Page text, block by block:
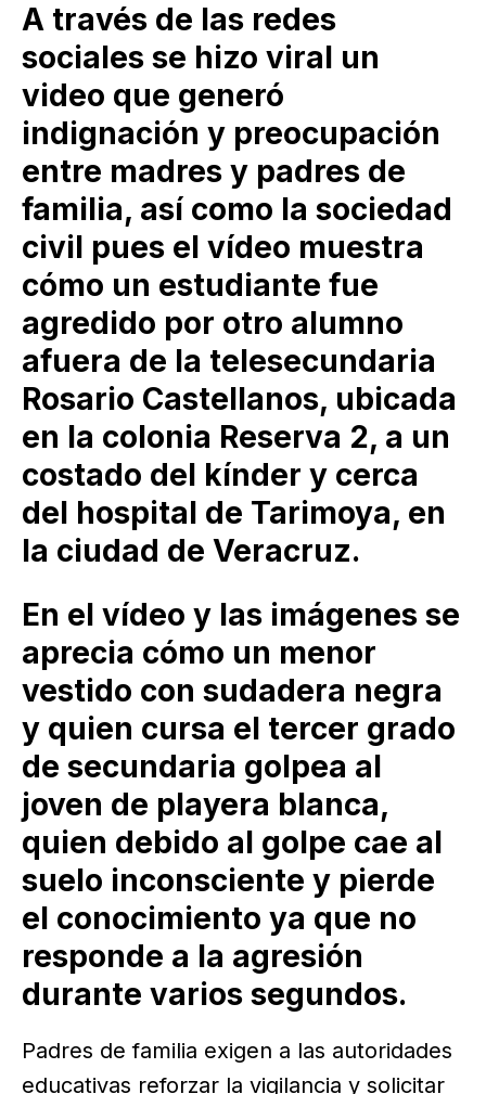
A través de las redes
sociales se hizo viral un
video que generó
indignación y preocupación
entre madres y padres de
familia, así como la sociedad
civil pues el vídeo muestra
cómo un estudiante fue
agredido por otro alumno
afuera de la telesecundaria
Rosario Castellanos, ubicada
en la colonia Reserva 2, a un
costado del kínder y cerca
del hospital de Tarimoya, en
la ciudad de Veracruz.
En el vídeo y las imágenes se
aprecia cómo un menor
vestido con sudadera negra
y quien cursa el tercer grado
de secundaria golpea al
joven de playera blanca,
quien debido al golpe cae al
suelo inconsciente y pierde
el conocimiento ya que no
responde a la agresión
durante varios segundos.
Padres de familia exigen a las autoridades
educativas reforzar la vigilancia y solicitar